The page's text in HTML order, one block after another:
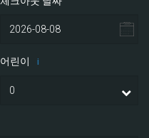
어린이 i